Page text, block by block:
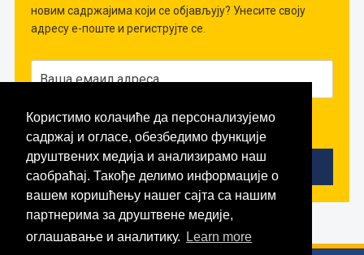
Користимо колачиће да персонализујемо
садржај и огласе, обезбедимо функције
друштвених медија и анализирамо наш
саобраћај. Такође делимо информације о
вашем коришћењу нашег сајта са нашим
партнерима за друштвене медије,
оглашавање и аналитику.
Learn more
новим садржајима који се објављују? Унесите своју
адресу е-поште и региструјте се.
Слажем се да примам вести!